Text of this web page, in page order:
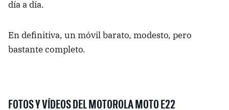
día a día.
En definitiva, un móvil barato, modesto, pero
bastante completo.
FOTOS Y VÍDEOS DEL MOTOROLA MOTO E22